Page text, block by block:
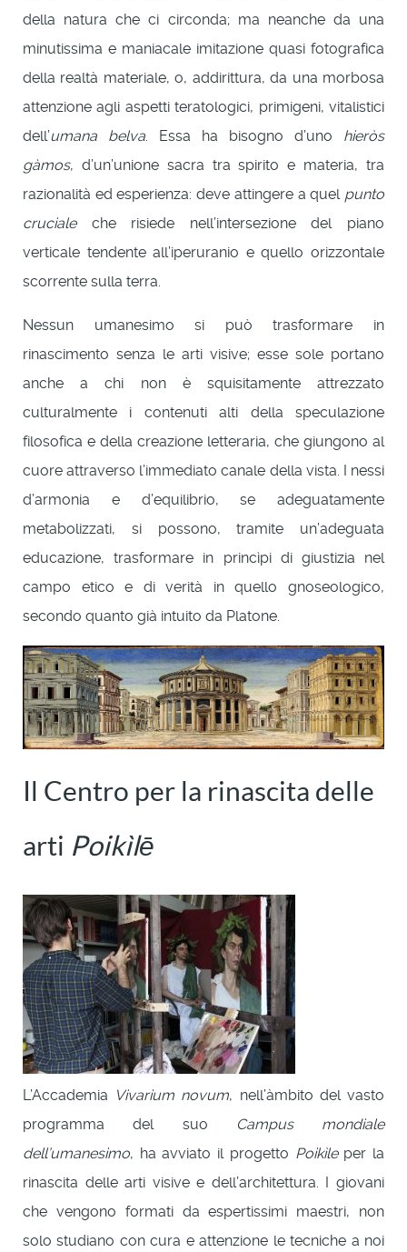
della natura che ci circonda; ma neanche da una
minutissima e maniacale imitazione quasi fotografica
della realtà materiale, o, addirittura, da una morbosa
attenzione agli aspetti teratologici, primigeni, vitalistici
dell’umana belva. Essa ha bisogno d’uno hieròs
gàmos, d’un’unione sacra tra spirito e materia, tra
razionalità ed esperienza: deve attingere a quel punto
crucialeche risiede nell’intersezione del piano
verticale tendente all’iperuranio e quello orizzontale
scorrente sulla terra.
Nessun umanesimo si può trasformare in
rinascimento senza le arti visive; esse sole portano
anche a chi non è squisitamente attrezzato
culturalmente i contenuti alti della speculazione
filosofica e della creazione letteraria, che giungono al
cuore attraverso l’immediato canale della vista. I nessi
d’armonia e d’equilibrio, se adeguatamente
metabolizzati, si possono, tramite un’adeguata
educazione, trasformare in princìpi di giustizia nel
campo etico e di verità in quello gnoseologico,
secondo quanto già intuito da Platone.
Il Centro per la rinascita delle
arti Poikìlē
L’Accademia Vivarium novum, nell’àmbito del vasto
programma del suo
Campus mondiale
dell’umanesimo, ha avviato il progetto Poikìleper la
rinascita delle arti visive e dell’architettura. I giovani
che vengono formati da espertissimi maestri, non
solo studiano con cura e attenzione le tecniche a noi